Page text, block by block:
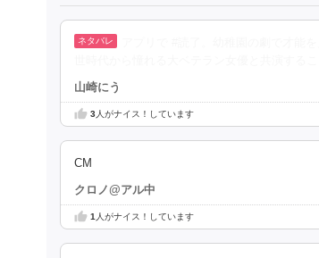
世時代から憧れる大ベテラン女優と共演する
山崎にう
3人がナイス！しています
CM
クロノ@アル中
1 人がナイス！しています